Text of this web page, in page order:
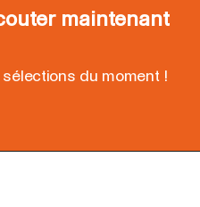
maintenant
du moment !